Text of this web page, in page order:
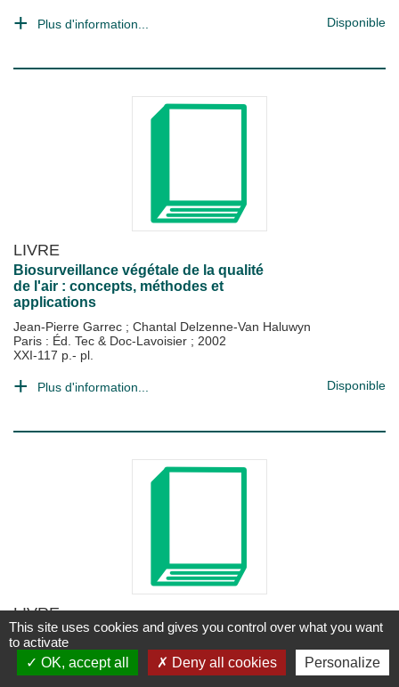
Plus d'information... Disponible
LIVRE
Biosurveillance végétale de la qualité
de l'air : concepts, méthodes et
applications
Jean-Pierre Garrec ; Chantal Delzenne-Van Haluwyn
Paris : Éd. Tec & Doc-Lavoisier ; 2002
XXI-117 p.- pl.
Plus d'information... Disponible
LIVRE
Biotechnologies végétales : techniques
de laboratoire
Robert Haïcour
This site uses cookies and gives you control over what you want
to activate
OK, accept all
Deny all cookies Personalize